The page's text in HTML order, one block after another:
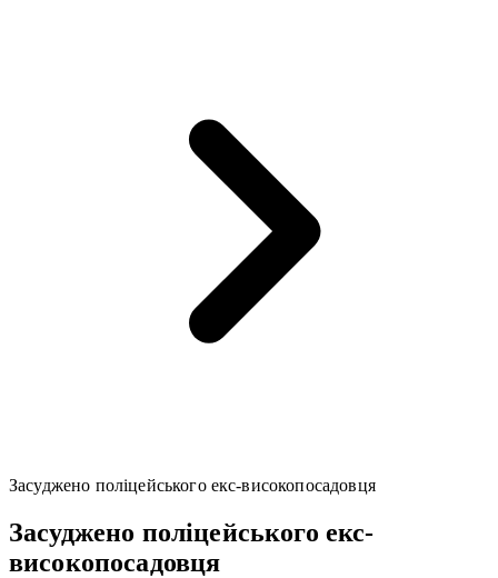
Засуджено поліцейського екс-високопосадовця
Засуджено поліцейського екс-
високопосадовця